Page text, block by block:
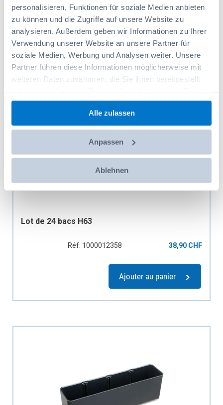
personalisieren, Funktionen für soziale Medien anbieten
zu können und die Zugriffe auf unsere Website zu
analysieren. Außerdem geben wir Informationen zu Ihrer
Verwendung unserer Website an unsere Partner für
soziale Medien, Werbung und Analysen weiter. Unsere
Partner führen diese Informationen möglicherweise mit
weiteren Daten zusammen, die Sie ihnen bereitgestellt
gesammelt haben.
Alle zulassen
Anpassen
Ablehnen
Ajouter au panier
Lot de 24 bacs H63
Réf: 1000012358 38,90 CHF
Ajouter au panier